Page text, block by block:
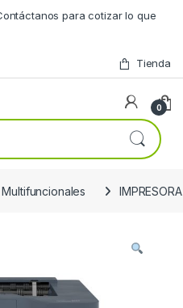
para cotizar lo que
Tienda
0
Multifuncionales